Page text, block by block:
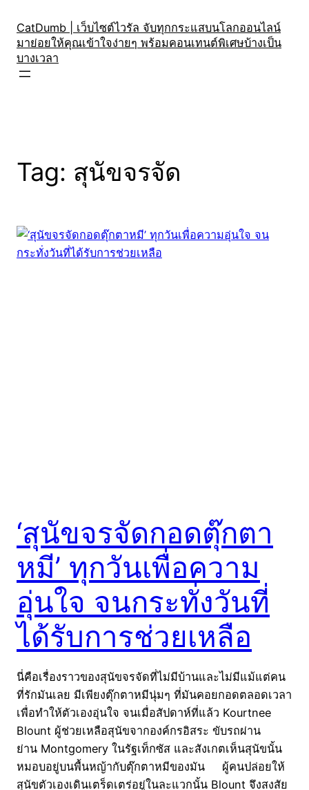
content
CatDumb | เว็บไซต์ไวรัล จับทุกกระแสบนโลกออนไลน์
มาย่อยให้คุณเข้าใจง่ายๆ พร้อมคอนเทนต์พิเศษบ้างเป็น
บางเวลา
Tag: สุนัขจรจัด
‘สุนัขจรจัดกอดตุ๊กตา
หมี’ ทุกวันเพื่อความ
อุ่นใจ จนกระทั่งวันที่
ได้รับการช่วยเหลือ
นี่คือเรื่องราวของสุนัขจรจัดที่ไม่มีบ้านและไม่มีแม้แต่คน
ที่รักมันเลย มีเพียงตุ๊กตาหมีนุ่มๆ ที่มันคอยกอดตลอดเวลา
เพื่อทำให้ตัวเองอุ่นใจ จนเมื่อสัปดาห์ที่แล้ว Kourtnee
Blount ผู้ช่วยเหลือสุนัขจากองค์กรอิสระ ขับรถผ่าน
ย่าน Montgomery ในรัฐเท็กซัส และสังเกตเห็นสุนัขนั้น
หมอบอยู่บนพื้นหญ้ากับตุ๊กตาหมีของมัน ผู้คนปล่อยให้
สุนัขตัวเองเดินเตร็ดเตร่อยู่ในละแวกนั้น Blount จึงสงสัย